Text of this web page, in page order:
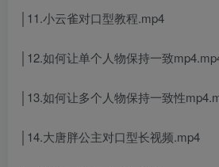
│11.小云雀对口型教程.mp4
│12.如何让单个人物保持一致
│13.如何让多个人物保持一致性
│14.大唐胖公主对口型长视频.mp4